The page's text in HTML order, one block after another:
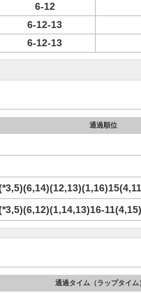
6-12
6-12-13
6-12-13
通過順位
通過タイム（ラップタイム）